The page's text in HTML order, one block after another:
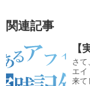
関連記事
【
さて
エイ
来て